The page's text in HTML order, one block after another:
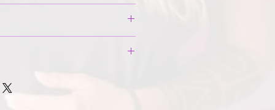
símil neopreno grosor 3 mm.
negro.
agua fría y cepillar
usar lejía, no retorcer, ni
horizontal. Si el producto se
de trabajo femenino justo y